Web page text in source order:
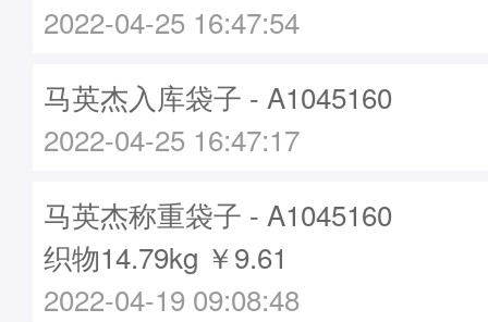
2022-04-25 16:47:54
马英杰入库袋子 - A1045160
2022-04-25 16:47:17
马英杰称重袋子 - A1045160
织物14.79kg ￥9.61
2022-04-19 09:08:48